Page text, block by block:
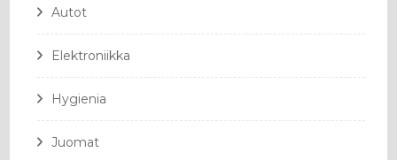
Autot
Elektroniikka
Hygienia
Juomat